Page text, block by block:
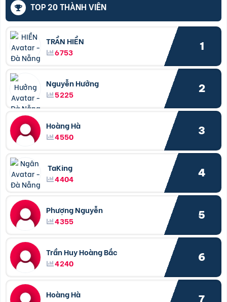
TOP 20 THÀNH VIÊN
TRẦN HIỀN
6753
1
Nguyễn Hưởng
5225
2
Hoàng Hà
4550
3
TaKing
4404
4
Phượng Nguyễn
4355
5
Trần Huy Hoàng Bắc
4240
6
Hoàng Hà
7